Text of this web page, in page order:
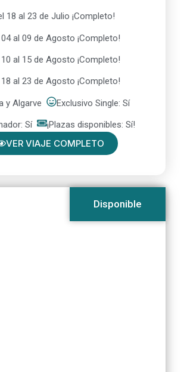
18 al 23 de Julio ¡Completo!
04 al 09 de Agosto ¡Completo!
10 al 15 de Agosto ¡Completo!
18 al 23 de Agosto ¡Completo!
y Algarve Exclusivo Single: Sí
Sí ¡Plazas disponibles: Sí!
VER VIAJE COMPLETO
Disponible